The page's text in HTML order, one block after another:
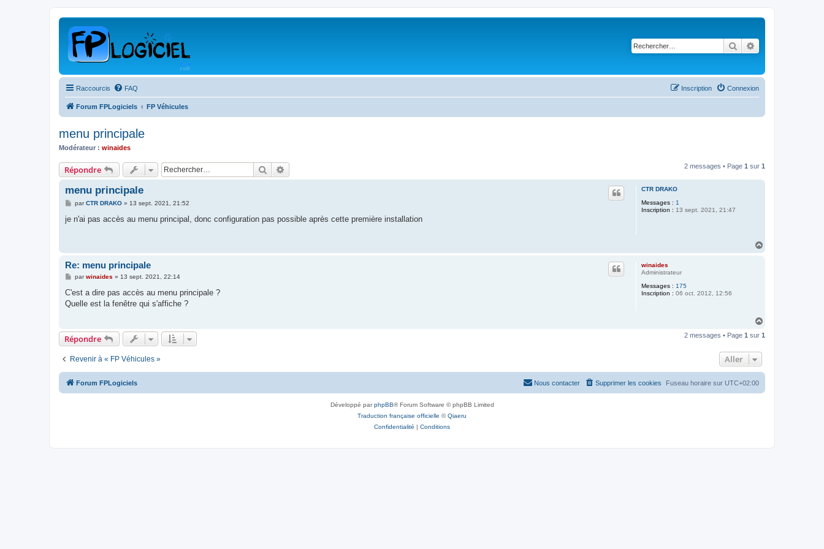
Rechercher
Raccourcis FAQ Connexion
Inscription
Forum FPLogiciels FP Véhicules
menu principale
Modérateur : winaides
Répondre Rechercher 2 messages • Page 1 sur 1
CTR DRAKO
Messages : 1
Inscription : 13 sept. 2021, 21:47
menu principale
M
s
parCTR DRAKO» 13 sept. 2021, 21:52
je n'ai pas accès au menu principal, donc configuration pas possible après cette première installation
winaides
Administrateur
Messages : 175
Inscription : 06 oct. 2012, 12:56
Re: menu principale
M
s
a
parwinaides » 13 sept. 2021, 22:14
C'est a dire pas accès au menu principale ?
Quelle est la fenêtre qui s'affiche ?
u
Répondre 2 messages • Page 1 sur 1
Revenir à « FP Véhicules » Aller
Forum FPLogiciels Fuseau horaire sur UTC+02:00
Supprimer les cookies
Nous contacter
Développé parphpBB® Forum Software © phpBB Limited
Traduction française officielle ©Qiaeru
Confidentialité | Conditions